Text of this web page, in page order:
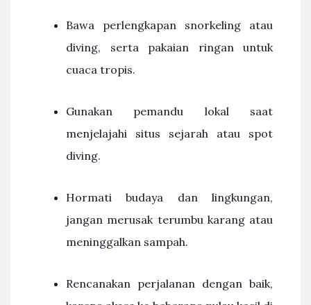
Bawa perlengkapan snorkeling atau
diving, serta pakaian ringan untuk
cuaca tropis.
Gunakan pemandu lokal saat
menjelajahi situs sejarah atau spot
diving.
Hormati budaya dan lingkungan,
jangan merusak terumbu karang atau
meninggalkan sampah.
Rencanakan perjalanan dengan baik,